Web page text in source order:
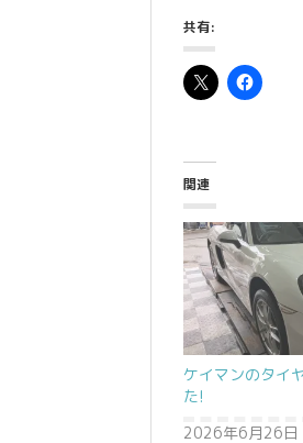
共有:
関連
ケイマンのタイ
た!
2026年6月26日